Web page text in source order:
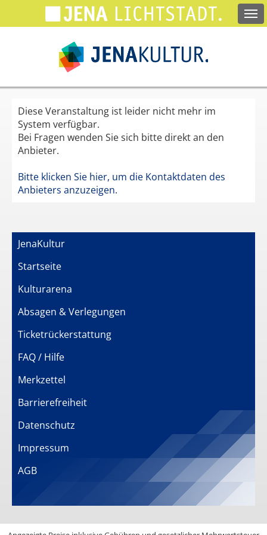
zum
Diese Veranstaltung ist leider nicht mehr im
System verfügbar.
Bei Fragen wenden Sie sich bitte direkt an den
Anbieter.
Bitte klicken Sie hier, um die Kontaktdaten des
Anbieters anzuzeigen.
JenaKultur
Startseite
Kulturarena
Absagen & Verlegungen
Ticketrückerstattung
FAQ / Hilfe
Merkzettel
Barrierefreiheit
Datenschutz
Impressum
AGB